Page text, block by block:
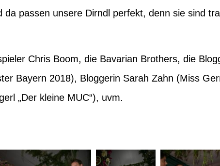
passen unsere Dirndl perfekt, denn sie sind
Chris Boom, die Bavarian Brothers, die
Bayern 2018), Bloggerin Sarah Zahn (Miss
„Der kleine MUC“), uvm.